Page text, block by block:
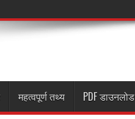
महत्वपूर्ण तथ्य PDF डाउनलोड